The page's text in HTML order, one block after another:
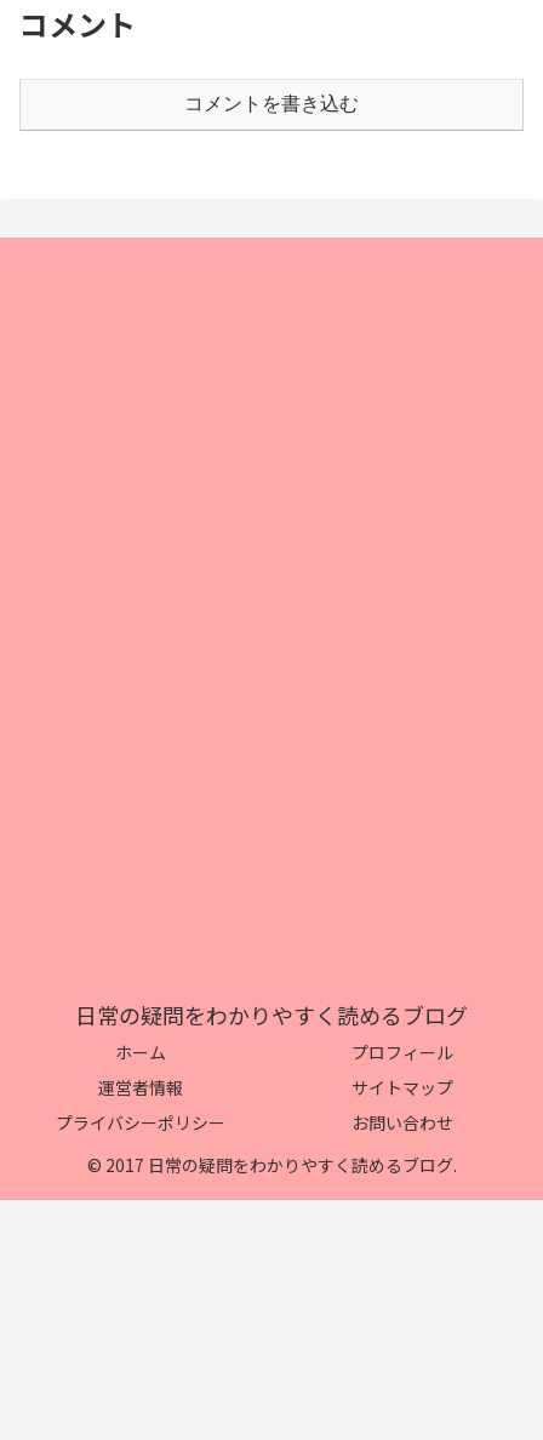
コメント
コメントを書き込む
日常の疑問をわかりやすく読めるブログ
ホーム
プロフィール
運営者情報
サイトマップ
プライバシーポリシー
お問い合わせ
© 2017 日常の疑問をわかりやすく読めるブログ.